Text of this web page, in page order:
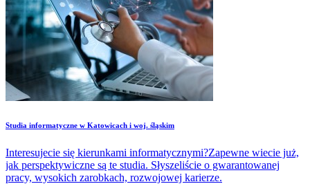
Studia informatyczne w Katowicach i woj. śląskim
Interesujecie się kierunkami informatycznymi?Zapewne wiecie już,
jak perspektywiczne są te studia. Słyszeliście o gwarantowanej
pracy, wysokich zarobkach, rozwojowej karierze.